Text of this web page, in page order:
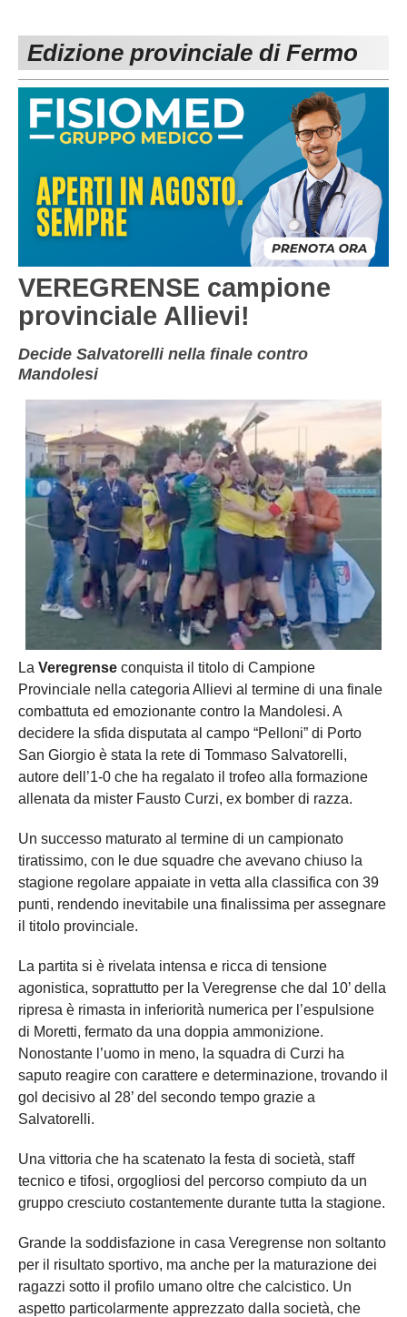
Carica la tua Rosa
1^ CATEGORIA
2^ CATEGORIA
3^ CATEGORIA
Edizione provinciale di Fermo
VEREGRENSE campione
provinciale Allievi!
Decide Salvatorelli nella finale contro
Mandolesi
La Veregrense conquista il titolo di Campione
Provinciale nella categoria Allievi al termine di una finale
combattuta ed emozionante contro la Mandolesi. A
decidere la sfida disputata al campo “Pelloni” di Porto
San Giorgio è stata la rete di Tommaso Salvatorelli,
autore dell’1-0 che ha regalato il trofeo alla formazione
allenata da mister Fausto Curzi, ex bomber di razza.
Un successo maturato al termine di un campionato
tiratissimo, con le due squadre che avevano chiuso la
stagione regolare appaiate in vetta alla classifica con 39
punti, rendendo inevitabile una finalissima per assegnare
il titolo provinciale.
La partita si è rivelata intensa e ricca di tensione
agonistica, soprattutto per la Veregrense che dal 10’ della
ripresa è rimasta in inferiorità numerica per l’espulsione
di Moretti, fermato da una doppia ammonizione.
Nonostante l’uomo in meno, la squadra di Curzi ha
saputo reagire con carattere e determinazione, trovando il
gol decisivo al 28’ del secondo tempo grazie a
Salvatorelli.
Una vittoria che ha scatenato la festa di società, staff
tecnico e tifosi, orgogliosi del percorso compiuto da un
gruppo cresciuto costantemente durante tutta la stagione.
Grande la soddisfazione in casa Veregrense non soltanto
per il risultato sportivo, ma anche per la maturazione dei
ragazzi sotto il profilo umano oltre che calcistico. Un
aspetto particolarmente apprezzato dalla società, che